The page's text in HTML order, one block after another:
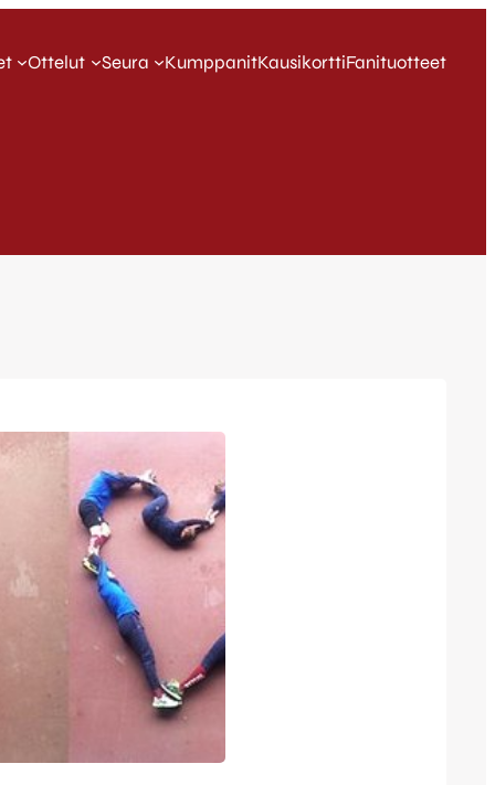
Ottelut Seura KumppanitKausikorttiFanituotteet